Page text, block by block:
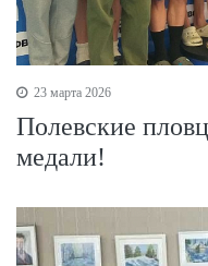
23 марта 2026
Полевские
медали!